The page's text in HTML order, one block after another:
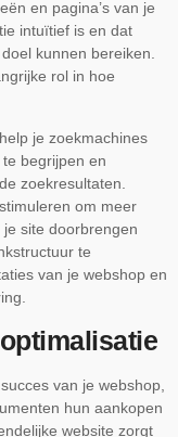
en pagina’s van je
intuïtief is en dat
kunnen bereiken.
rol in hoe
je zoekmachines
begrijpen en
zoekresultaten.
om meer
je site doorbrengen
te
van je webshop en
van je webshop,
hun aankopen
website zorgt